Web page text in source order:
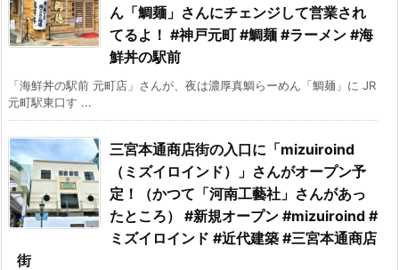
ん「鯛麺」さんにチェンジして営業され
てるよ！ #神戸元町 #鯛麺 #ラーメン #海
鮮丼の駅前
「海鮮丼の駅前 元町店」さんが、夜は濃厚真鯛らーめん「鯛麺」に JR
元町駅東口す ...
三宮本通商店街の入口に「mizuiroind
（ミズイロインド）」さんがオープン予
定！（かつて「河南工藝社」さんがあっ
たところ） #新規オープン #mizuiroind #
ミズイロインド #近代建築 #三宮本通商店
街